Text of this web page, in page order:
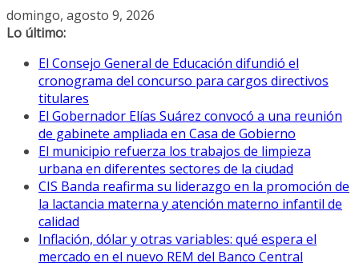
Saltar
al
domingo, agosto 9, 2026
Lo último:
El Consejo General de Educación difundió el
cronograma del concurso para cargos directivos
titulares
El Gobernador Elías Suárez convocó a una reunión
de gabinete ampliada en Casa de Gobierno
El municipio refuerza los trabajos de limpieza
urbana en diferentes sectores de la ciudad
CIS Banda reafirma su liderazgo en la promoción de
la lactancia materna y atención materno infantil de
calidad
Inflación, dólar y otras variables: qué espera el
mercado en el nuevo REM del Banco Central